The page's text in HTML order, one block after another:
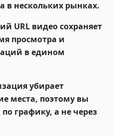
в нескольких рынках.
URL видео сохраняет
просмотра и
в едином
убирает
места, поэтому вы
графику, а не через